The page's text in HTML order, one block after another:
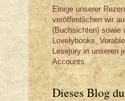
Einige unserer
veröffentlichen wir
(Buchsichten) sowie
Lovelybooks,
Lesejury in unseren
Accounts.
Dieses Blog